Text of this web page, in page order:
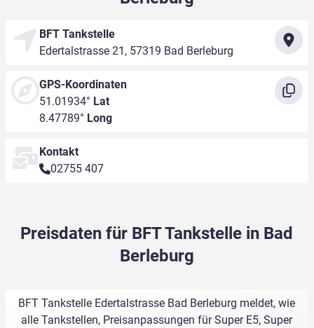
BFT Tankstelle
Edertalstrasse 21, 57319 Bad Berleburg
GPS-Koordinaten
51.01934° Lat
8.47789° Long
Kontakt
02755 407
Preisdaten für BFT Tankstelle in Bad
Berleburg
BFT Tankstelle Edertalstrasse Bad Berleburg meldet, wie
alle Tankstellen, Preisanpassungen für Super E5, Super